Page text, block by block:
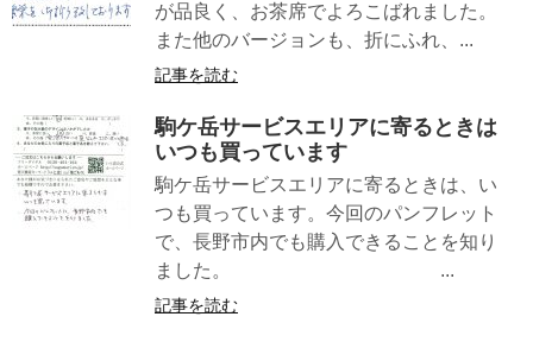
が品良く、お茶席でよろこばれました。
また他のバージョンも、折にふれ、...
記事を読む
駒ケ岳サービスエリアに寄るときは
いつも買っています
駒ケ岳サービスエリアに寄るときは、い
つも買っています。今回のパンフレット
で、長野市内でも購入できることを知り
ました。 ...
記事を読む